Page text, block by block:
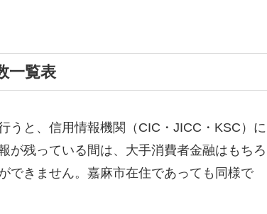
一覧表
うと、信用情報機関（CIC・JICC・KSC）に
が残っている間は、大手消費者金融はもちろ
できません。嘉麻市在住であっても同様で